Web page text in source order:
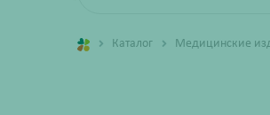
Каталог Медицинские